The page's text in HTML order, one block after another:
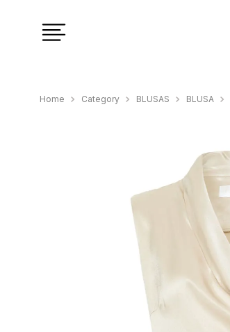
Category BLUSAS BLUSA